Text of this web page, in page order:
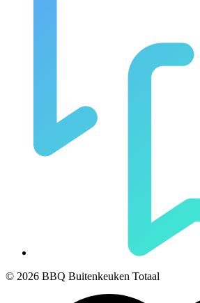
© 2026 BBQ Buitenkeuken Totaal